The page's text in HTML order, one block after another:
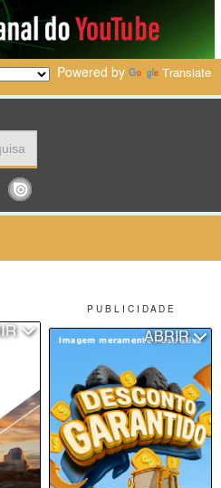
P U B L I C I D A D E
ABRIR
Powered by Translate